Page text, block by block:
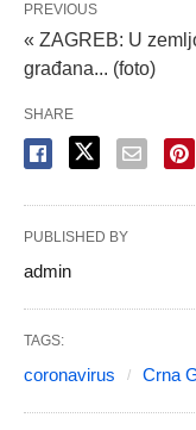
PREVIOUS
« ZAGREB: U
građana... (foto)
SHARE
PUBLISHED BY
admin
TAGS:
coronavirus Crna